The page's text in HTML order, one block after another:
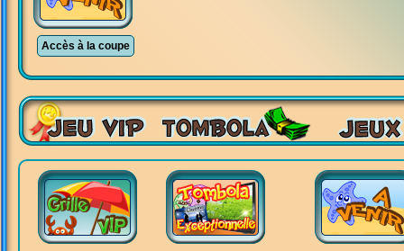
Accès à la coupe